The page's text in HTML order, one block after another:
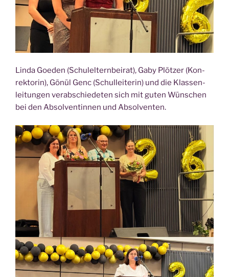
Lin­da Goe­den (Schul­el­tern­bei­rat), Gaby Plöt­zer (Kon­
rek­to­rin), Gönül Genc (Schul­lei­te­rin) und die Klas­sen­
lei­tun­gen ver­ab­schie­de­ten sich mit guten Wün­schen
bei den Absol­ven­tin­nen und Absolventen.